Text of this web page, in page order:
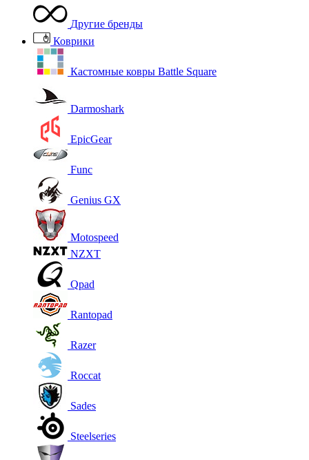
Другие бренды
Коврики
Кастомные ковры Battle Square
Darmoshark
EpicGear
Func
Genius GX
Motospeed
NZXT
Qpad
Rantopad
Razer
Roccat
Sades
Steelseries